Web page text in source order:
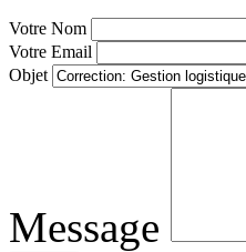
Votre Nom
Votre Email
Objet
Message